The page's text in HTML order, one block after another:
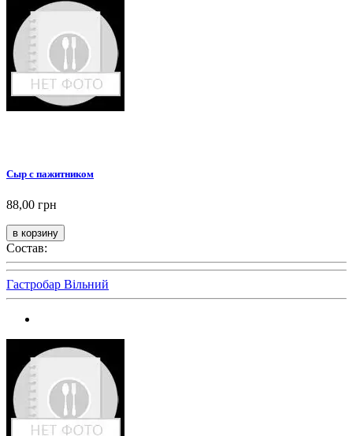
Сыр с пажитником
88,00 грн
Состав:
Гастробар Вільний